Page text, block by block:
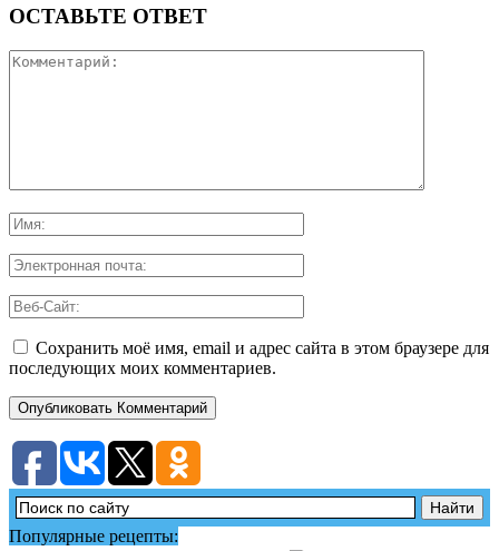
ОСТАВЬТЕ ОТВЕТ
Сохранить моё имя, email и адрес сайта в этом браузере для
последующих моих комментариев.
Популярные рецепты: